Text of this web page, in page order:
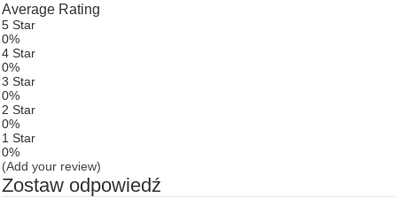
Average Rating
5 Star
0%
4 Star
0%
3 Star
0%
2 Star
0%
1 Star
0%
(Add your review)
Zostaw odpowiedź